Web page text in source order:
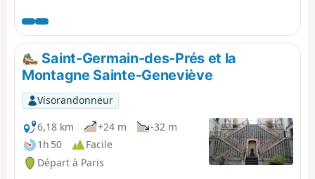
Paris. Le départ et l'arrivée sont accessibles par le métro.
Saint-Germain-des-Prés et la
Montagne Sainte-Geneviève
Visorandonneur
6,18 km
+24 m
-32 m
1h 50
Facile
Départ à Paris